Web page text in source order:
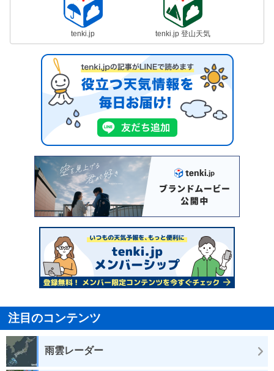
tenki.jp tenki.jp 登山天気
注目のコンテンツ
雨雲レーダー